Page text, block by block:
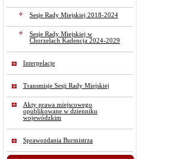
Sesje Rady Miejskiej 2018-2024
Sesje Rady Miejskiej w
Chorzelach Kadencja 2024-2029
Interpelacje
Transmisje Sesji Rady Miejskiej
Akty prawa miejscowego
opublikowane w dzienniku
wojewódzkim
Sprawozdania Burmistrza